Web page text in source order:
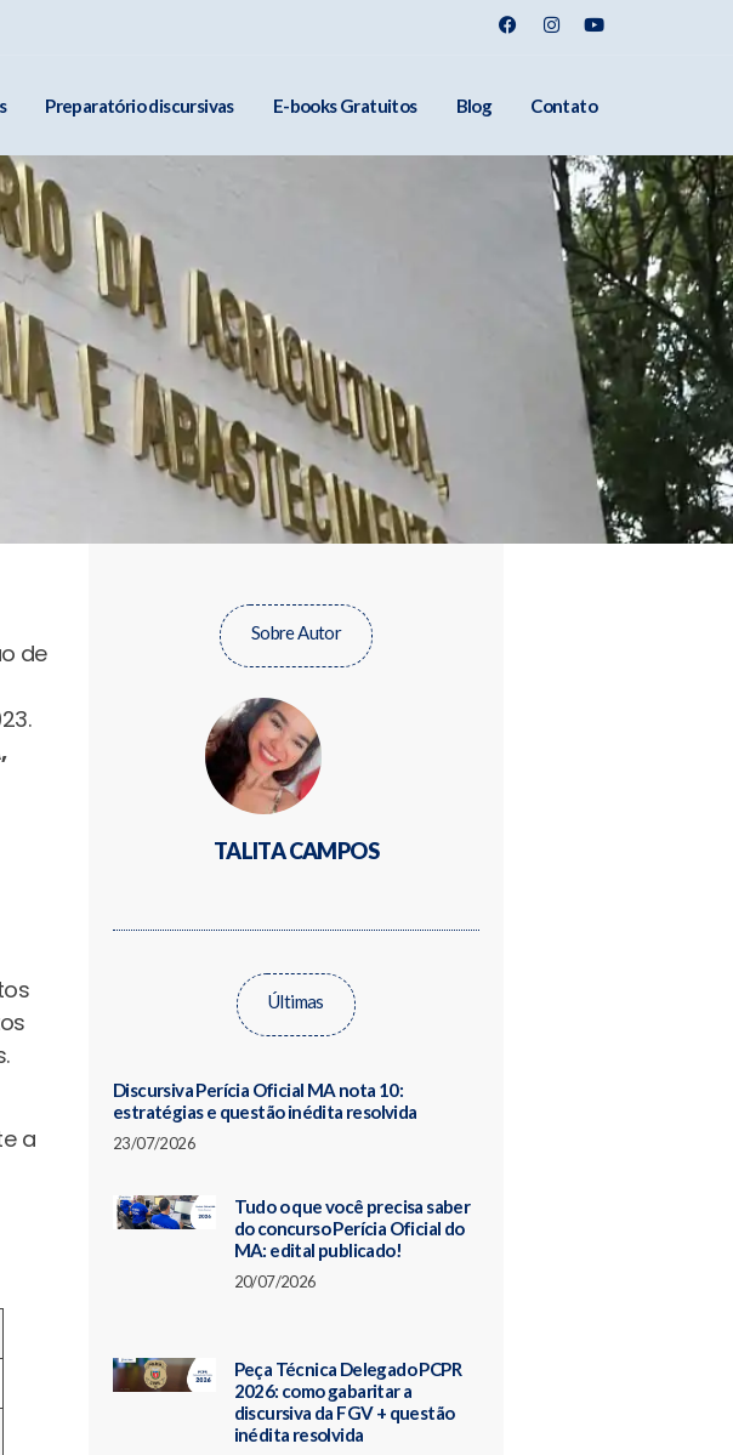
Preparatório discursivas E-books Gratuitos Blog Contato
de
a
Sobre Autor
TALITA CAMPOS
Últimas
Discursiva Perícia Oficial MA nota 10:
estratégias e questão inédita resolvida
23/07/2026
Tudo o que você precisa saber
do concurso Perícia Oficial do
MA: edital publicado!
20/07/2026
Peça Técnica Delegado PCPR
2026: como gabaritar a
discursiva da FGV + questão
inédita resolvida